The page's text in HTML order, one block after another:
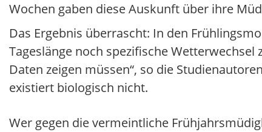
Wochen gaben diese Auskunft über ihre
Das Ergebnis überrascht: In den
Tageslänge noch spezifische
Daten zeigen müssen“, so die
existiert biologisch nicht.
Wer gegen die vermeintliche